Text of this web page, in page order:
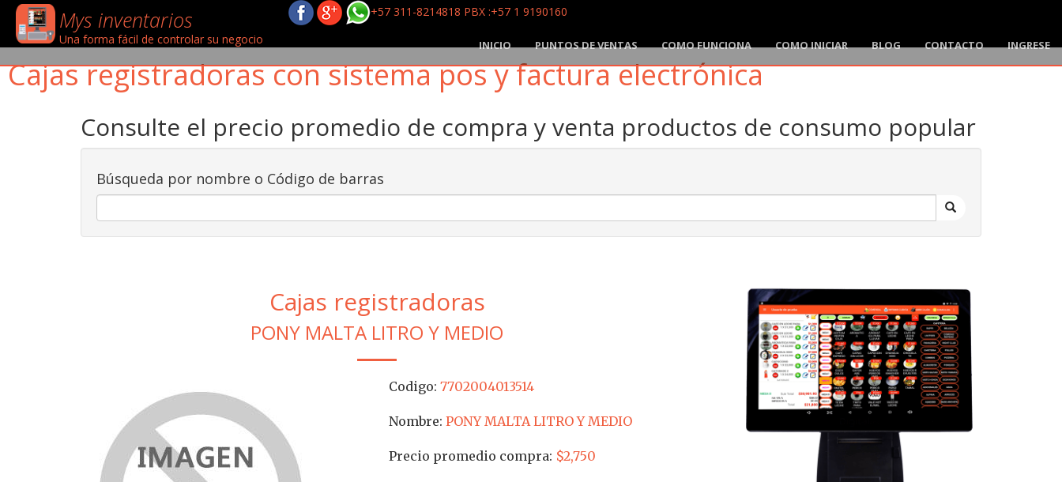
Mys inventarios
Una forma fácil de controlar su negocio
+57 311-8214818 PBX :+57 1 9190160
INICIO PUNTOS DE VENTAS COMO FUNCIONA COMO INICIAR BLOG CONTACTO INGRESE
Cajas registradoras con sistema pos y factura electrónica
Consulte el precio promedio de compra y venta productos de consumo popular
Búsqueda por nombre o Código de barras
Cajas registradoras
PONY MALTA LITRO Y MEDIO
Codigo: 7702004013514
Nombre: PONY MALTA LITRO Y MEDIO
Precio promedio compra: $2,750